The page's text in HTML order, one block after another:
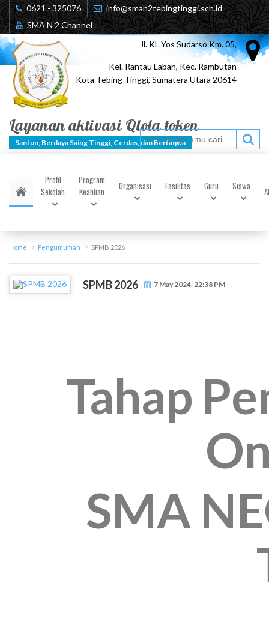
0621 - 325076
info@sman2tebingtinggi.sch.id
SMA N 2 Channel
Layanan aktivasi Qlola token
Santun, Berdaya Saing Tinggi, Cerdas, dan Bertaqwa
Jl. KL Yos Sudarso Km. 05,
Kel. Rantau Laban, Kec. Rambutan
Kota Tebing Tinggi, Sumatera Utara 20614
Profil
Sekolah
Program
Keahlian
Organisasi Fasilitas Guru Siswa
Home Pengumuman SPMB 2026
SPMB 2026 - 7 May 2024, 22:38 PM
Tahap
SMA